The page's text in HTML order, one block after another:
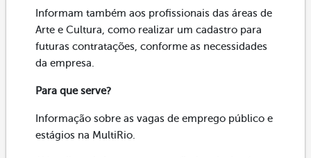
Informam também aos profissionais das áreas de
Arte e Cultura, como realizar um cadastro para
futuras contratações, conforme as necessidades
da empresa.
Para que serve?
Informação sobre as vagas de emprego público e
estágios na MultiRio.